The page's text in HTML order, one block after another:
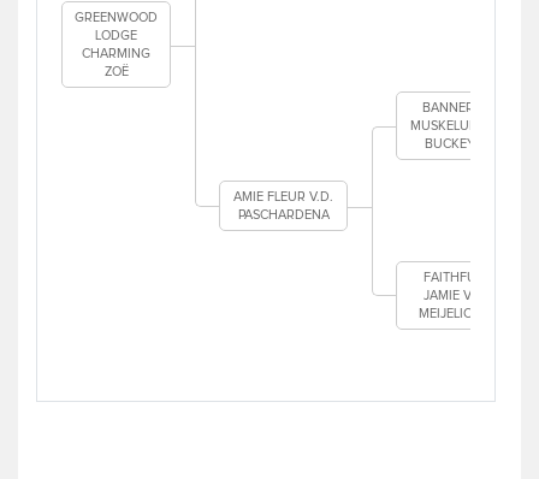
GREENWOOD
LODGE
CHARMING
ZOË
AMIE FLEUR V.D.
PASCHARDENA
BANNER'S
MUSKELUNGE
BUCKEYE
FAITHFUL
JAMIE V.'T
MEIJELICHT